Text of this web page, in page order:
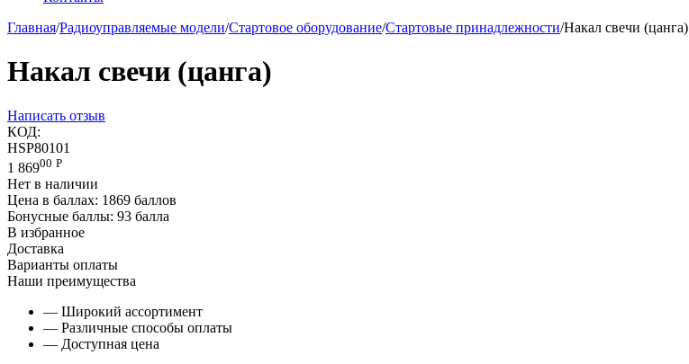
Главная/Радиоуправляемые модели/Стартовое оборудование/Стартовые принадлежности/Накал свечи (цанга)
Накал свечи (цанга)
Написать отзыв
КОД:
HSP80101
1 86900 Р
Нет в наличии
Цена в баллах: 1869 баллов
Бонусные баллы: 93 балла
В избранное
Доставка
Варианты оплаты
Наши преимущества
— Широкий ассортимент
— Различные способы оплаты
— Доступная цена